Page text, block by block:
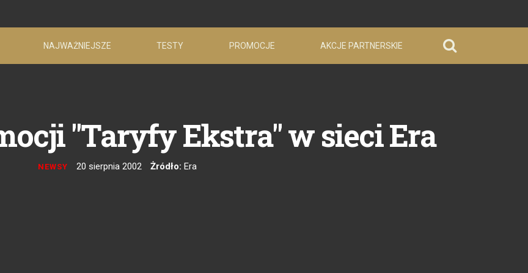
NAJWAŻNIEJSZE TESTY PROMOCJE AKCJE PARTNERSKIE
"Taryfy Ekstra" w sieci Era
NEWSY 20 sierpnia 2002 Żródło: Era